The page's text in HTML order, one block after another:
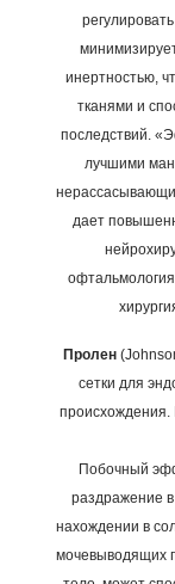
инертностью,
тканями и
последствий.
лучшими
дает
Пролен
сетки для
происхождения.
Побочный
раздражение
нахождении в
мочевыводящих